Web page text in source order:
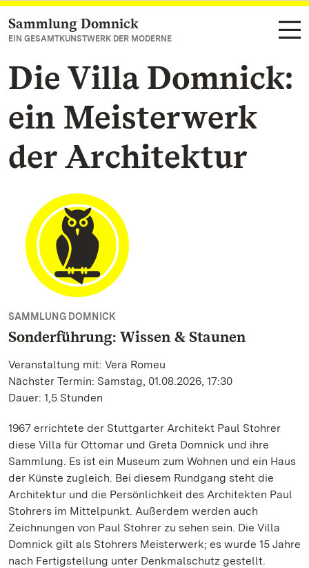
Zum Hauptinhalt springen
Sammlung Domnick
EIN GESAMTKUNSTWERK DER MODERNE
Die Villa Domnick:
ein Meisterwerk
der Architektur
SAMMLUNG DOMNICK
Sonderführung: Wissen & Staunen
Veranstaltung mit: Vera Romeu
Nächster Termin: Samstag, 01.08.2026, 17:30
Dauer: 1,5 Stunden
1967 errichtete der Stuttgarter Architekt Paul Stohrer
diese Villa für Ottomar und Greta Domnick und ihre
Sammlung. Es ist ein Museum zum Wohnen und ein Haus
der Künste zugleich. Bei diesem Rundgang steht die
Architektur und die Persönlichkeit des Architekten Paul
Stohrers im Mittelpunkt. Außerdem werden auch
Zeichnungen von Paul Stohrer zu sehen sein. Die Villa
Domnick gilt als Stohrers Meisterwerk; es wurde 15 Jahre
nach Fertigstellung unter Denkmalschutz gestellt.